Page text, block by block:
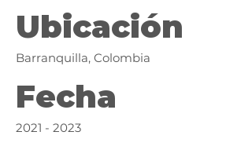
Ubicación
Barranquilla, Colombia
Fecha
2021 - 2023